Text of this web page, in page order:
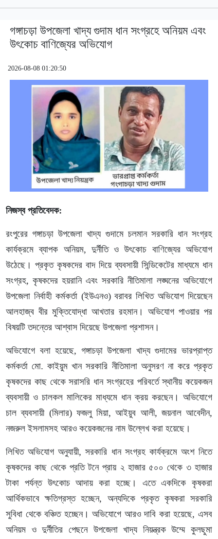
গঙ্গাচড়া উপজেলা খাদ্য গুদাম ধান সংগ্রহে অনিয়ম এবং
উৎকোচ বাণিজ্যের অভিযোগ
2026-08-08 01:20:50
নিজস্ব প্রতিবেদক:
রংপুরের গঙ্গাচড়া উপজেলা খাদ্য গুদামে চলমান সরকারি ধান সংগ্রহ
কার্যক্রমে ব্যাপক অনিয়ম, দুর্নীতি ও উৎকোচ বাণিজ্যের অভিযোগ
উঠেছে। প্রকৃত কৃষকদের বাদ দিয়ে ব্যবসায়ী সিন্ডিকেটের মাধ্যমে ধান
সংগ্রহ, কৃষকদের হয়রানি এবং সরকারি নীতিমালা লঙ্ঘনের অভিযোগে
উপজেলা নির্বাহী কর্মকর্তা (ইউএনও) বরাবর লিখিত অভিযোগ দিয়েছেন
আলহাজ্ব বীর মুক্তিযোদ্ধা আখতার রহমান। অভিযোগ পাওয়ার পর
বিষয়টি তদন্তের আশ্বাস দিয়েছে উপজেলা প্রশাসন।
অভিযোগে বলা হয়েছে, গঙ্গাচড়া উপজেলা খাদ্য গুদামের ভারপ্রাপ্ত
কর্মকর্তা মো. কাইয়ুম খান সরকারি নীতিমালা অনুসরণ না করে প্রকৃত
কৃষকদের কাছ থেকে সরাসরি ধান সংগ্রহের পরিবর্তে স্থানীয় কয়েকজন
ব্যবসায়ী ও চালকল মালিকের মাধ্যমে ধান ক্রয় করছেন। অভিযোগে
চাল ব্যবসায়ী (মিলার) ফজলু মিয়া, আইয়ুব আলী, জয়নাল আবেদীন,
নজরুল ইসলামসহ আরও কয়েকজনের নাম উল্লেখ করা হয়েছে।
লিখিত অভিযোগ অনুযায়ী, সরকারি ধান সংগ্রহ কার্যক্রমে অংশ নিতে
কৃষকদের কাছ থেকে প্রতি টনে প্রায় ২ হাজার ৫০০ থেকে ৩ হাজার
টাকা পর্যন্ত উৎকোচ আদায় করা হচ্ছে। এতে একদিকে কৃষকরা
আর্থিকভাবে ক্ষতিগ্রস্ত হচ্ছেন, অন্যদিকে প্রকৃত কৃষকরা সরকারি
সুবিধা থেকে বঞ্চিত হচ্ছেন। অভিযোগে আরও দাবি করা হয়েছে, এসব
অনিয়ম ও দুর্নীতির পেছনে উপজেলা খাদ্য নিয়ন্ত্রক উম্মে কুলছুমা